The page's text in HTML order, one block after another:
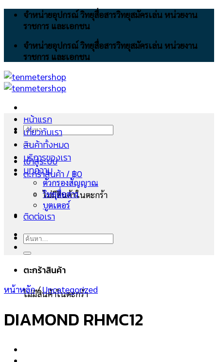
Skip
จำหน่ายอุปกรณ์ วิทยุสื่อสารวิทยุสมัครเล่น หน่วยงาน
ราชการ และเอกชน
จำหน่ายอุปกรณ์ วิทยุสื่อสารวิทยุสมัครเล่น หน่วยงาน
ราชการ และเอกชน
ค้นหา:
เข้าสู่ระบบ
ตะกร้าสินค้า /฿0
ไม่มีสินค้าในตะกร้า
ตะกร้าสินค้า
ไม่มีสินค้าในตะกร้า
หน้าแรก
เกี่ยวกับเรา
สินค้าทั้งหมด
บริการของเรา
บทความ
ตัวกรองสัญญาณ
วิทยุสื่อสาร
บูตเตอร์
ติดต่อเรา
ค้นหา:
หน้าหลัก/ Uncategorized
DIAMOND RHMC12